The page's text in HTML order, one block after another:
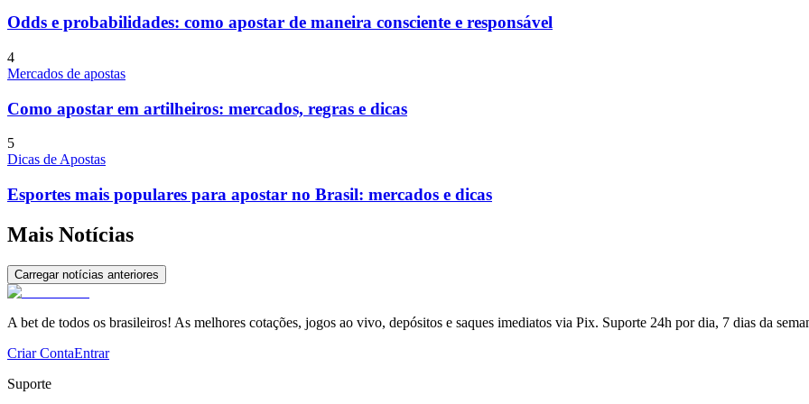
Odds e probabilidades: como apostar de maneira consciente e responsável
4
Mercados de apostas
Como apostar em artilheiros: mercados, regras e dicas
5
Dicas de Apostas
Esportes mais populares para apostar no Brasil: mercados e dicas
Mais Notícias
Carregar notícias anteriores
A bet de todos os brasileiros! As melhores cotações, jogos ao vivo, depósitos e saques imediatos via Pix. Suporte 24h por dia, 7 dias da
Criar ContaEntrar
Suporte